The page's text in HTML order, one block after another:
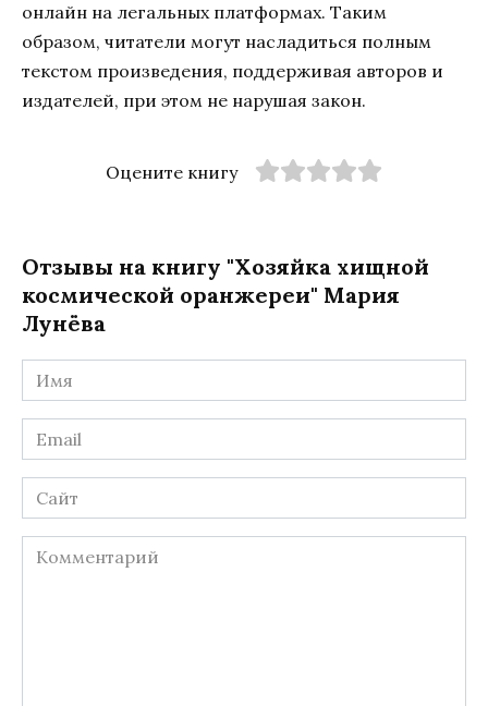
онлайн на легальных платформах. Таким
образом, читатели могут насладиться полным
текстом произведения, поддерживая авторов и
издателей, при этом не нарушая закон.
Оцените книгу
Отзывы на книгу "Хозяйка хищной
космической оранжереи" Мария
Лунёва
Имя
*
Email
*
Сайт
Комментарий